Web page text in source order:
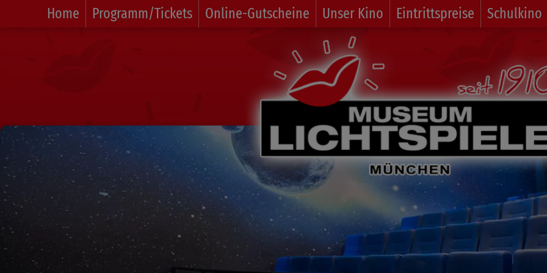
Home Programm/Tickets Online-Gutscheine Unser Kino Eintrittspreise Schulkino